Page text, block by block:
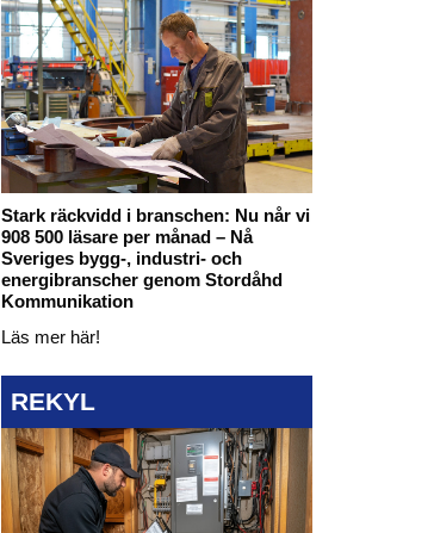
Stark räckvidd i branschen: Nu når vi
908 500 läsare per månad – Nå
Sveriges bygg-, industri- och
energibranscher genom Stordåhd
Kommunikation
Läs mer här!
REKYL